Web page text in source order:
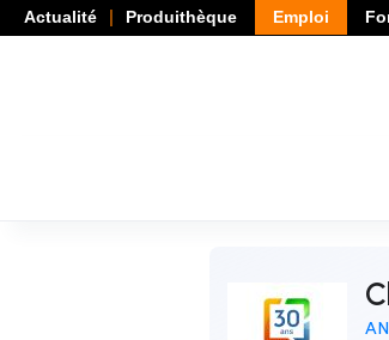
Actualité Produithèque Emploi